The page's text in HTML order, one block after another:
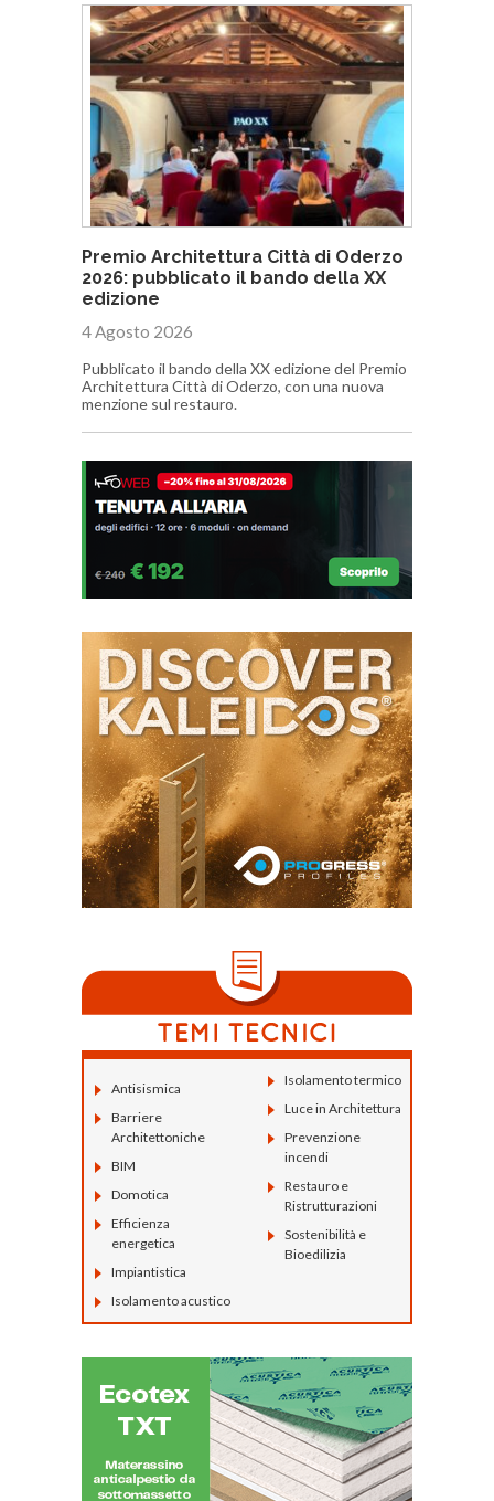
Premio Architettura Città di Oderzo
2026: pubblicato il bando della XX
edizione
4 Agosto 2026
Pubblicato il bando della XX edizione del Premio
Architettura Città di Oderzo, con una nuova
menzione sul restauro.
Antisismica
Barriere
Architettoniche
BIM
Domotica
Efficienza
energetica
Impiantistica
Isolamento acustico
Isolamento termico
Luce in Architettura
Prevenzione
incendi
Restauro e
Ristrutturazioni
Sostenibilità e
Bioedilizia